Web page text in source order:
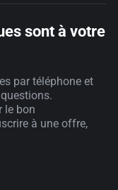
sont à votre
par téléphone et
le bon
à une offre,